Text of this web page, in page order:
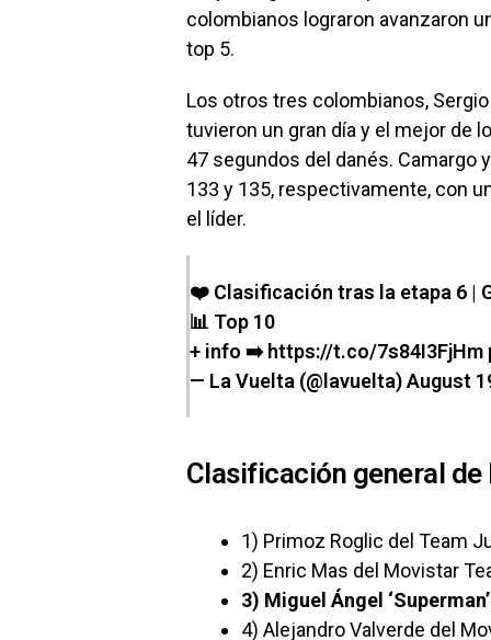
colombianos lograron avanzaron
top 5.
Los otros tres colombianos,
tuvieron un gran día y el mejor de
47 segundos del danés. Camargo
133 y 135, respectivamente, con
el líder.
❤️ Clasificación tras la etapa 6 |
📊 Top 10
+ info ➡️https://t.co/7s84I3FjHm
— La Vuelta (@lavuelta)August
Clasificación general
1) Primoz Roglic del Team
2) Enric Mas del Movistar
3) Miguel Ángel
4) Alejandro Valverde del